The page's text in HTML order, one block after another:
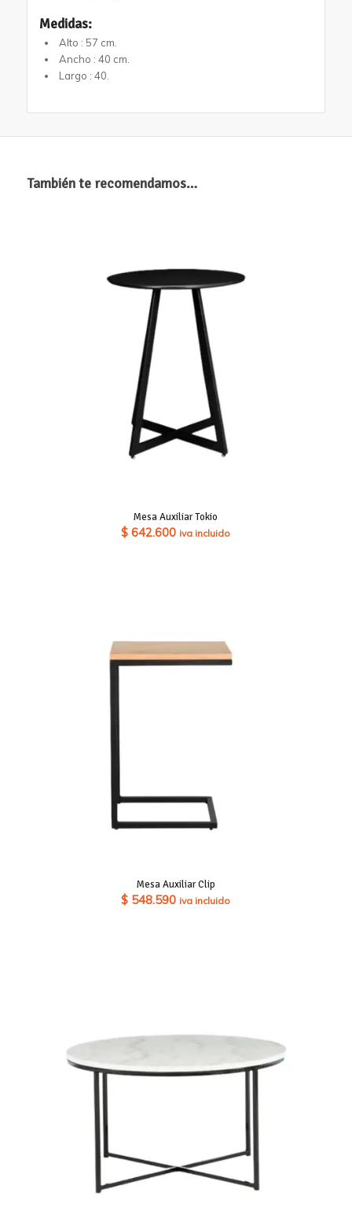
Medidas:
Alto : 57 cm.
Ancho : 40 cm.
Largo : 40.
También te recomendamos…
Mesa Auxiliar Tokio
$ 642.600 iva incluido
Mesa Auxiliar Clip
$ 548.590 iva incluido